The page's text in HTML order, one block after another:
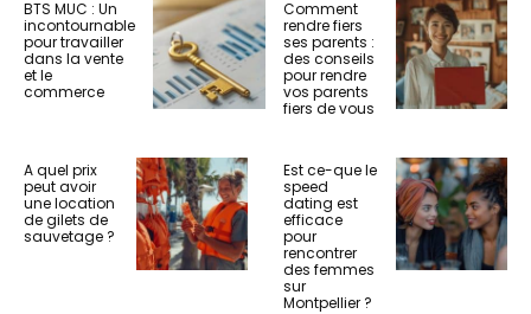
BTS MUC : Un
incontournable
pour travailler
dans la vente
et le
commerce
Comment
rendre fiers
ses parents :
des conseils
pour rendre
vos parents
fiers de vous
A quel prix
peut avoir
une location
de gilets de
sauvetage ?
Est ce-que le
speed
dating est
efficace
pour
rencontrer
des femmes
sur
Montpellier ?